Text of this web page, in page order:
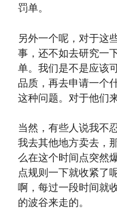
罚单。
另外一个呢，对于这
事，还不如去研究一
单。我们是不是应该
品质，再去申请一个
这种问题。对于他们
当然，有些人说我不
我去其他地方卖去，
么在这个时间点突然
点规则一下就收紧了
啊，每过一段时间就
的波谷来走的。